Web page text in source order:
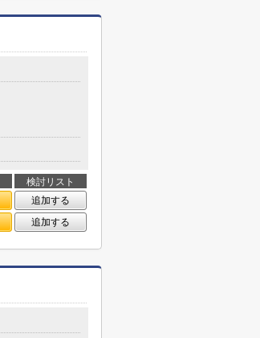
検討リスト
追加する
追加する